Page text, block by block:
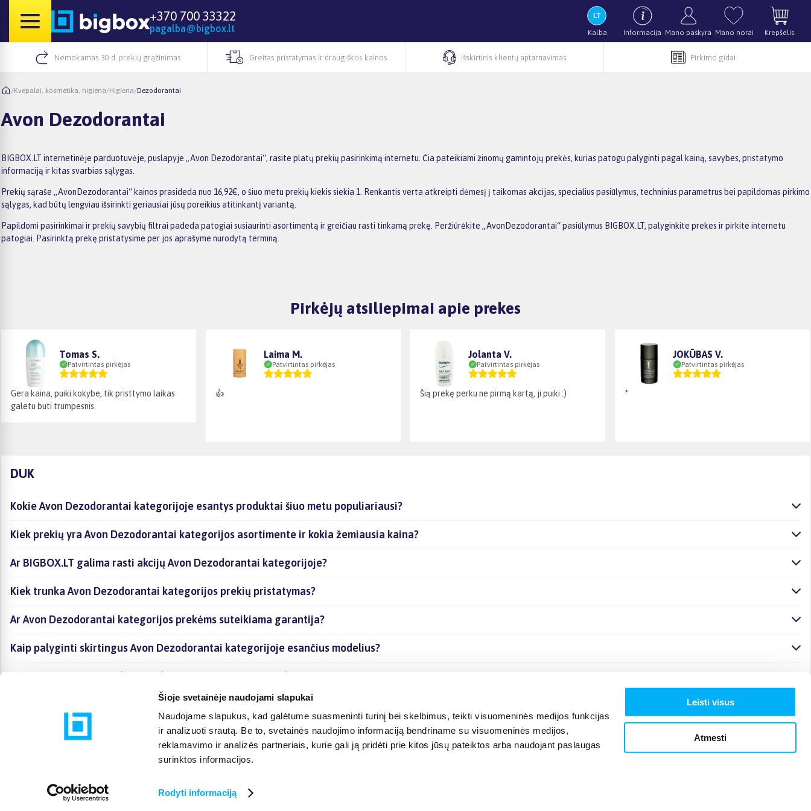
Šioje svetainėje naudojami slapukai
Naudojame slapukus, kad galėtume suasmeninti turinį bei skelbimus, teikti visuomeninės medijos funkcijas
ir analizuoti srautą. Be to, svetainės naudojimo informaciją bendriname su visuomeninės medijos,
reklamavimo ir analizės partneriais, kurie gali ją pridėti prie kitos jūsų pateiktos arba naudojant paslaugas
surinktos informacijos.
Rodyti informaciją
Leisti visus
Atmesti
+370 700 33322
pagalba@bigbox.lt Kalba Informacija Mano paskyra Mano norai Krepšelis
Nemokamas 30 d. prekių grąžinimas Greitas pristatymas ir draugiškos kainos Išskirtinis klientų aptarnavimas Pirkimo gidai
/Kvepalai, kosmetika, higiena/Higiena/Dezodorantai
Avon Dezodorantai
BIGBOX.LT internetinėje parduotuvėje, puslapyje „Avon Dezodorantai“, rasite platų prekių pasirinkimą internetu. Čia pateikiami žinomų gamintojų prekės, kurias patogu palyginti pagal kainą, savybes, pristatymo
informaciją ir kitas svarbias sąlygas.
Prekių sąraše „AvonDezodorantai“ kainos prasideda nuo 16,92€, o šiuo metu prekių kiekis siekia 1. Renkantis verta atkreipti dėmesį į taikomas akcijas, specialius pasiūlymus, techninius parametrus bei papildomas pirkimo
sąlygas, kad būtų lengviau išsirinkti geriausiai jūsų poreikius atitinkantį variantą.
Papildomi pasirinkimai ir prekių savybių filtrai padeda patogiai susiaurinti asortimentą ir greičiau rasti tinkamą prekę. Peržiūrėkite „AvonDezodorantai“ pasiūlymus BIGBOX.LT, palyginkite prekes ir pirkite internetu
patogiai. Pasirinktą prekę pristatysime per jos aprašyme nurodytą terminą.
Pirkėjų atsiliepimai apie prekes
Tomas S.
Patvirtintas pirkėjas
Gera kaina, puiki kokybe, tik pristtymo laikas
galetu buti trumpesnis.
Laima M.
Patvirtintas pirkėjas
👍
Jolanta V.
Patvirtintas pirkėjas
Šią prekę perku ne pirmą kartą, ji puiki :)
JOKŪBAS V.
Patvirtintas pirkėjas
*
DUK
Kokie Avon Dezodorantai kategorijoje esantys produktai šiuo metu populiariausi?
Kiek prekių yra Avon Dezodorantai kategorijos asortimente ir kokia žemiausia kaina?
Ar BIGBOX.LT galima rasti akcijų Avon Dezodorantai kategorijoje?
Kiek trunka Avon Dezodorantai kategorijos prekių pristatymas?
Ar Avon Dezodorantai kategorijos prekėms suteikiama garantija?
Kaip palyginti skirtingus Avon Dezodorantai kategorijoje esančius modelius?
Kaip įsigyti Avon Dezodorantai kategorijoje esančias prekes internetu?